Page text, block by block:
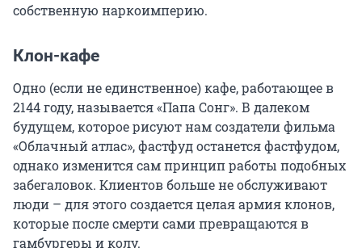
собственную наркоимперию.
Клон-кафе
Одно (если не единственное) кафе, работающее в
2144 году, называется «Папа Сонг». В далеком
будущем, которое рисуют нам создатели фильма
«Облачный атлас», фастфуд останется фастфудом,
однако изменится сам принцип работы подобных
забегаловок. Клиентов больше не обслуживают
люди – для этого создается целая армия клонов,
которые после смерти сами превращаются в
гамбургеры и колу.